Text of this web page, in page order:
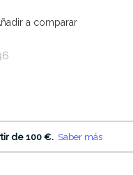
a comparar